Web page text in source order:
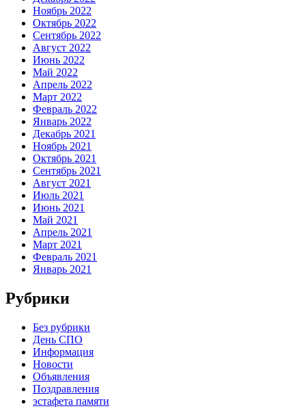
Ноябрь 2022
Октябрь 2022
Сентябрь 2022
Август 2022
Июнь 2022
Май 2022
Апрель 2022
Март 2022
Февраль 2022
Январь 2022
Декабрь 2021
Ноябрь 2021
Октябрь 2021
Сентябрь 2021
Август 2021
Июль 2021
Июнь 2021
Май 2021
Апрель 2021
Март 2021
Февраль 2021
Январь 2021
Рубрики
Без рубрики
День СПО
Информация
Новости
Объявления
Поздравления
эстафета памяти